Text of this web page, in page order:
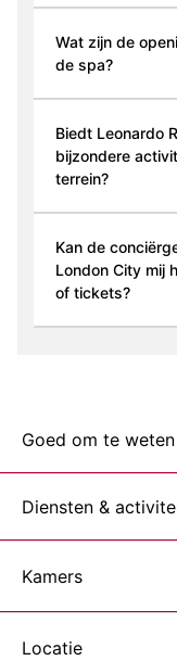
Wat zijn de
de spa?
Biedt Leonardo
bijzondere
terrein?
Kan de
London City mij
of tickets?
Goed om te weten
Diensten &
Kamers
Locatie